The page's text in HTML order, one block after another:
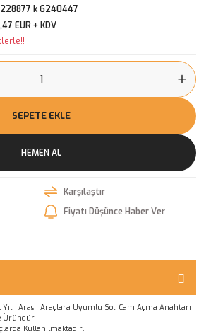
k 6240447
EUR + KDV
SEPETE EKLE
HEMEN AL
Karşılaştır
Fiyatı Düşünce Haber Ver
Arası Araçlara Uyumlu Sol Cam Açma Anahtarı
Üründür
Kullanılmaktadır.